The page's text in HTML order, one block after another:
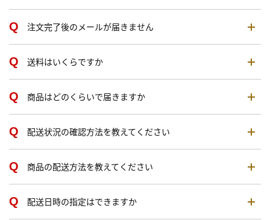
注文完了後のメールが届きません
送料はいくらですか
商品はどのくらいで届きますか
配送状況の確認方法を教えてください
商品の配送方法を教えてください
配送日時の指定はできますか